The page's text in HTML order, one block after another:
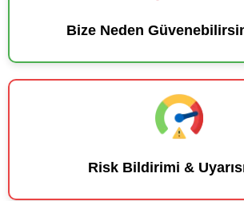
Bize Neden
Risk Bildirimi &